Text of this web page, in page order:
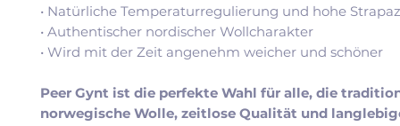
• Natürliche Temperaturregulierung und hohe
• Authentischer nordischer Wollcharakter
• Wird mit der Zeit angenehm weicher und schöner
Peer Gynt ist die perfekte Wahl für alle, die
norwegische Wolle, zeitlose Qualität und